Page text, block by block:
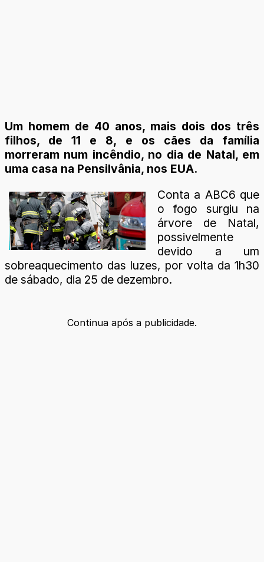
Um homem de 40 anos, mais dois dos três
filhos, de 11 e 8, e os cães da família
morreram num incêndio, no dia de Natal, em
uma casa na Pensilvânia, nos EUA.
Conta a ABC6 que
o fogo surgiu na
árvore de Natal,
possivelmente
devido a um
sobreaquecimento das luzes, por volta da 1h30
de sábado, dia 25 de dezembro.
Continua após a publicidade.